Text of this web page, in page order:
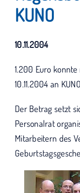
KUNO bisher
KUNO
10.11.2004
1.200 Euro
10.11.2004 an
Der Betrag setzt
Personalrat
Mitarbeitern des